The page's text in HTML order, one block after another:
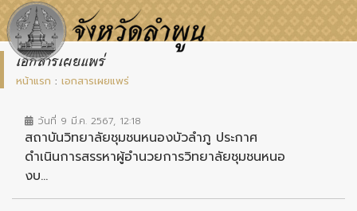
เอกสารเผยแพร่
หน้าแรก : เอกสารเผยแพร่
วันที่ 9 มี.ค. 2567, 12:18
สถาบันวิทยาลัยชุมชนหนองบัวลำภู ประกาศ
ดำเนินการสรรหาผู้อำนวยการวิทยาลัยชุมชนหนอ
งบ...